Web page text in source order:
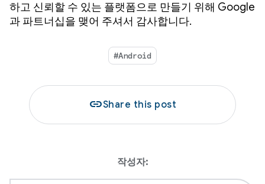
하고 신뢰할 수 있는 플랫폼으로 만들기 위해 Google
과 파트너십을 맺어 주셔서 감사합니다.
#Android
linkShare this post
작성자: